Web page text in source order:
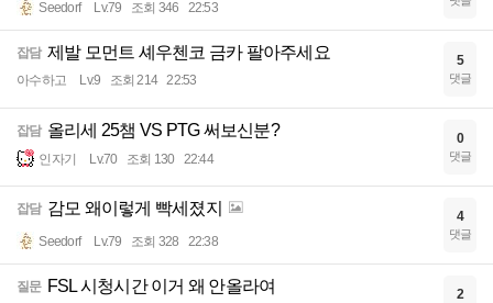
Seedorf Lv.79 조회 346 22:53
잡담 제발 모먼트 셰우첸코 금카 팔아주세요
아수하고 Lv.9 조회 214 22:53
5
댓글
잡담 올리세 25챔 VS PTG 써보신분?
인자기 Lv.70 조회 130 22:44
0
댓글
잡담 감모 왜이렇게 빡세졌지
Seedorf Lv.79 조회 328 22:38
4
댓글
질문 FSL 시청시간 이거 왜 안올라여 2